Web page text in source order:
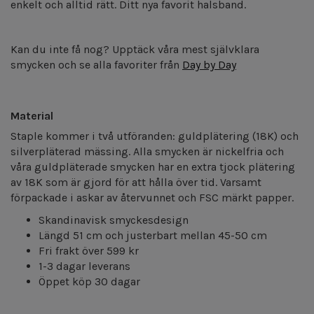
enkelt och alltid rätt. Ditt nya favorit halsband.
Kan du inte få nog? Upptäck våra mest självklara
smycken och se alla favoriter från Day by Day
Material
Staple kommer i två utföranden: guldplätering (18K) och
silverpläterad mässing. Alla smycken är nickelfria och
våra guldpläterade smycken har en extra tjock plätering
av 18K som är gjord för att hålla över tid. Varsamt
förpackade i askar av återvunnet och FSC märkt papper.
Skandinavisk smyckesdesign
Längd 51 cm och justerbart mellan 45-50 cm
Fri frakt över 599 kr
1-3 dagar leverans
Öppet köp 30 dagar